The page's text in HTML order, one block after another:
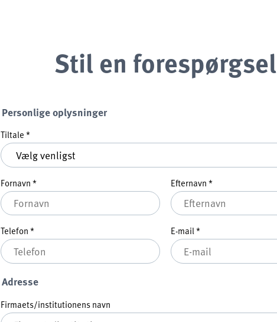
Stil en forespørgsel
Personlige oplysninger
Tiltale *
Fornavn * Efternavn *
Telefon * E-mail *
Adresse
Firmaets/institutionens navn